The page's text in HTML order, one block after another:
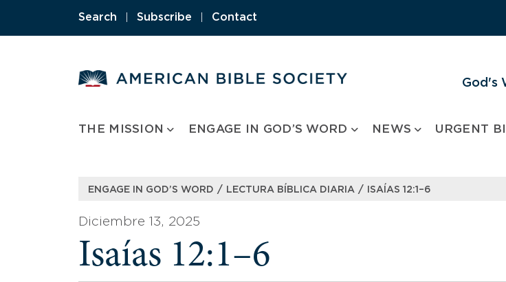
Search Subscribe Contact
God's
THE MISSION ENGAGE IN GOD’S WORD NEWS URGENT
ENGAGE IN GOD’S WORD / LECTURA BÍBLICA DIARIA / ISAÍAS 12:1–6
Diciembre 13, 2025
Isaías 12:1–6